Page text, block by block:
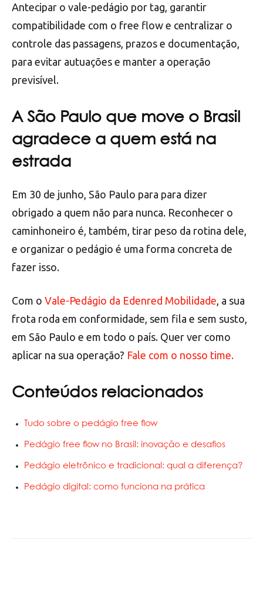
Antecipar o vale-pedágio por tag, garantir
compatibilidade com o free flow e centralizar o
controle das passagens, prazos e documentação,
para evitar autuações e manter a operação
previsível.
A São Paulo que move o Brasil
agradece a quem está na
estrada
Em 30 de junho, São Paulo para para dizer
obrigado a quem não para nunca. Reconhecer o
caminhoneiro é, também, tirar peso da rotina dele,
e organizar o pedágio é uma forma concreta de
fazer isso.
Com o Vale-Pedágio da Edenred Mobilidade, a sua
frota roda em conformidade, sem fila e sem susto,
em São Paulo e em todo o país. Quer ver como
aplicar na sua operação? Fale com o nosso time.
Conteúdos relacionados
Tudo sobre o pedágio free flow
Pedágio free flow no Brasil: inovação e desafios
Pedágio eletrônico e tradicional: qual a diferença?
Pedágio digital: como funciona na prática